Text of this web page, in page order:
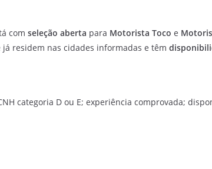
com seleção aberta para Motorista Toco e
residem nas cidades informadas e têm
categoria D ou E; experiência comprovada;